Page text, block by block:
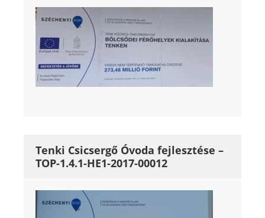
Tenki Csicsergő Óvoda fejlesztése –
TOP-1.4.1-HE1-2017-00012